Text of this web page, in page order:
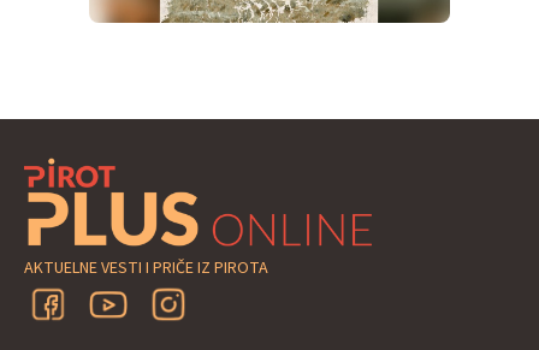
AKTUELNE VESTI I PRIČE IZ PIROTA